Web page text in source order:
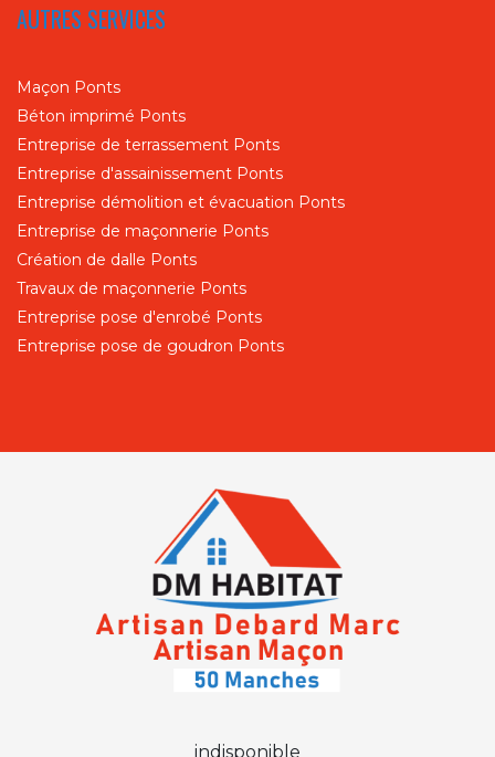
AUTRES SERVICES
Maçon Ponts
Béton imprimé Ponts
Entreprise de terrassement Ponts
Entreprise d'assainissement Ponts
Entreprise démolition et évacuation Ponts
Entreprise de maçonnerie Ponts
Création de dalle Ponts
Travaux de maçonnerie Ponts
Entreprise pose d'enrobé Ponts
Entreprise pose de goudron Ponts
indisponible